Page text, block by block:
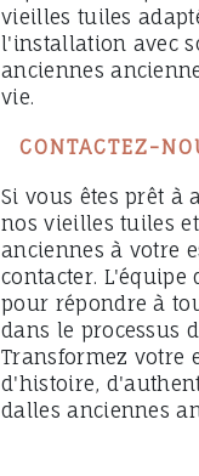
vieilles tuiles
l'installation avec
anciennes
vie.
CONTACTEZ-
Si vous êtes prêt à
nos vieilles tuiles
anciennes à votre
contacter. L'équipe
pour répondre à
dans le processus
Transformez votre
d'histoire,
dalles anciennes